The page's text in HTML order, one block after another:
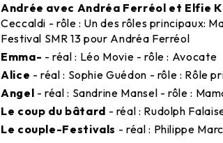
Andrée avec Andréa Ferréol et Elfie
Ceccaldi - rôle : Un des rôles principaux:
Festival SMR 13 pour Andréa Ferréol
Emma- - réal : Léo Movie - rôle : Avocate
Alice - réal : Sophie Guédon - rôle : Rôle
Angel - réal : Sandrine Mansel - rôle :
Le coup du bâtard - réal : Rudolph
Le couple-Festivals - réal : Philippe